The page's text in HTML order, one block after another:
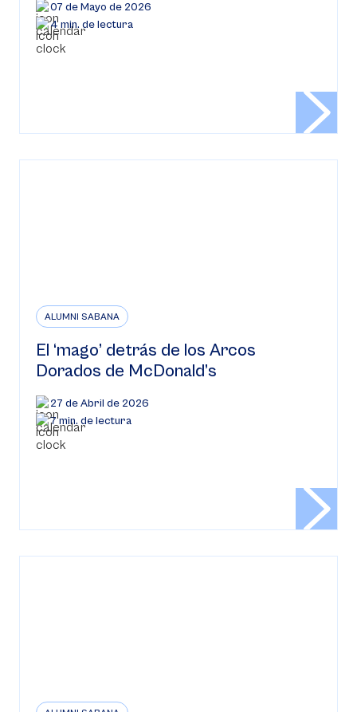
07 de Mayo de 2026
4 min. de lectura
ALUMNI SABANA
El ‘mago’ detrás de los Arcos
Dorados de McDonald’s
27 de Abril de 2026
7 min. de lectura